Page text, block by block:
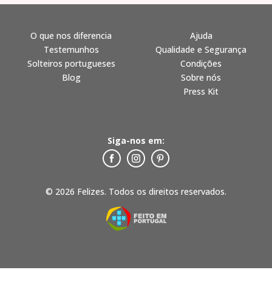
© 2026 Felizes. Todos os direitos reservados.
O que nos diferencia
Testemunhos
Solteiros portugueses
Blog
Ajuda
Qualidade e Segurança
Condições
Sobre nós
Press Kit
Siga-nos em: